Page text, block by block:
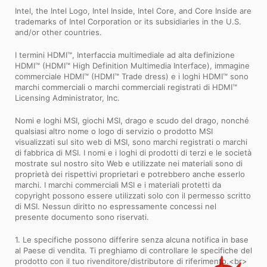
Intel, the Intel Logo, Intel Inside, Intel Core, and Core Inside are
trademarks of Intel Corporation or its subsidiaries in the U.S.
and/or other countries.
I termini HDMI™, Interfaccia multimediale ad alta definizione
HDMI™ (HDMI™ High Definition Multimedia Interface), immagine
commerciale HDMI™ (HDMI™ Trade dress) e i loghi HDMI™ sono
marchi commerciali o marchi commerciali registrati di HDMI™
Licensing Administrator, Inc.
Nomi e loghi MSI, giochi MSI, drago e scudo del drago, nonché
qualsiasi altro nome o logo di servizio o prodotto MSI
visualizzati sul sito web di MSI, sono marchi registrati o marchi
di fabbrica di MSI. I nomi e i loghi di prodotti di terzi e le società
mostrate sul nostro sito Web e utilizzate nei materiali sono di
proprietà dei rispettivi proprietari e potrebbero anche esserlo
marchi. I marchi commerciali MSI e i materiali protetti da
copyright possono essere utilizzati solo con il permesso scritto
di MSI. Nessun diritto no espressamente concessi nel
presente documento sono riservati.
1. Le specifiche possono differire senza alcuna notifica in base
al Paese di vendita. Ti preghiamo di controllare le specifiche del
prodotto con il tuo rivenditore/distributore di riferimento.<br>